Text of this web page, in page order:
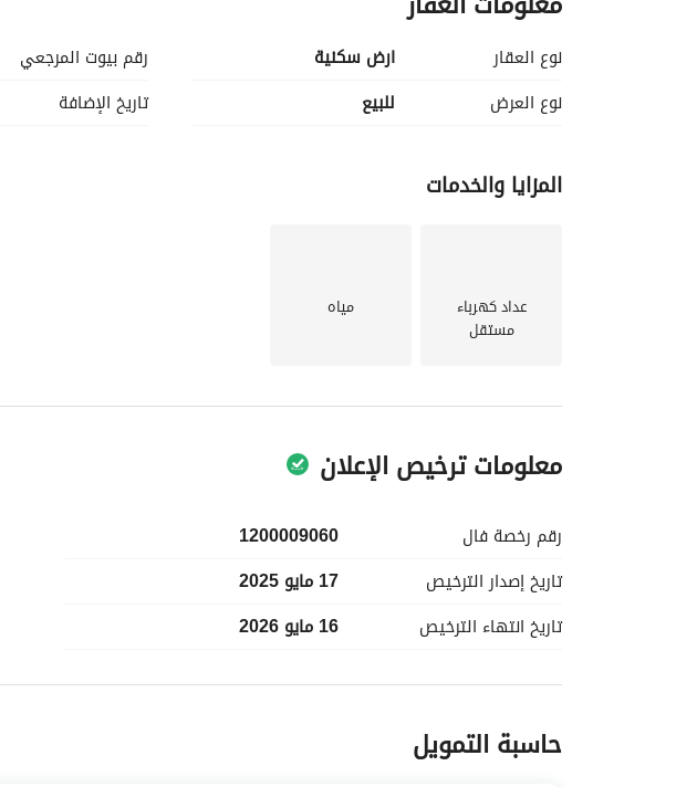
- المرافق:
- الكهرباء
- إمدادات المياه
يمكن الاحتفاظ بها للاستخدام المستقبلي.
نوع العقار
ارض سكنية
نوع العرض
للبيع
رقم بيوت المرجعي
تاريخ الإضافة
المزايا والخدمات
عداد كهرباء
مستقل
مياه
معلومات ترخيص الإعلان
رقم رخصة فال
1200009060
تاريخ إصدار الترخيص
17 مايو 2025
تاريخ انتهاء الترخيص 16 مايو 2026
معلومات مسؤول الإعلان
اسم المسؤول -حاسبة التمويل